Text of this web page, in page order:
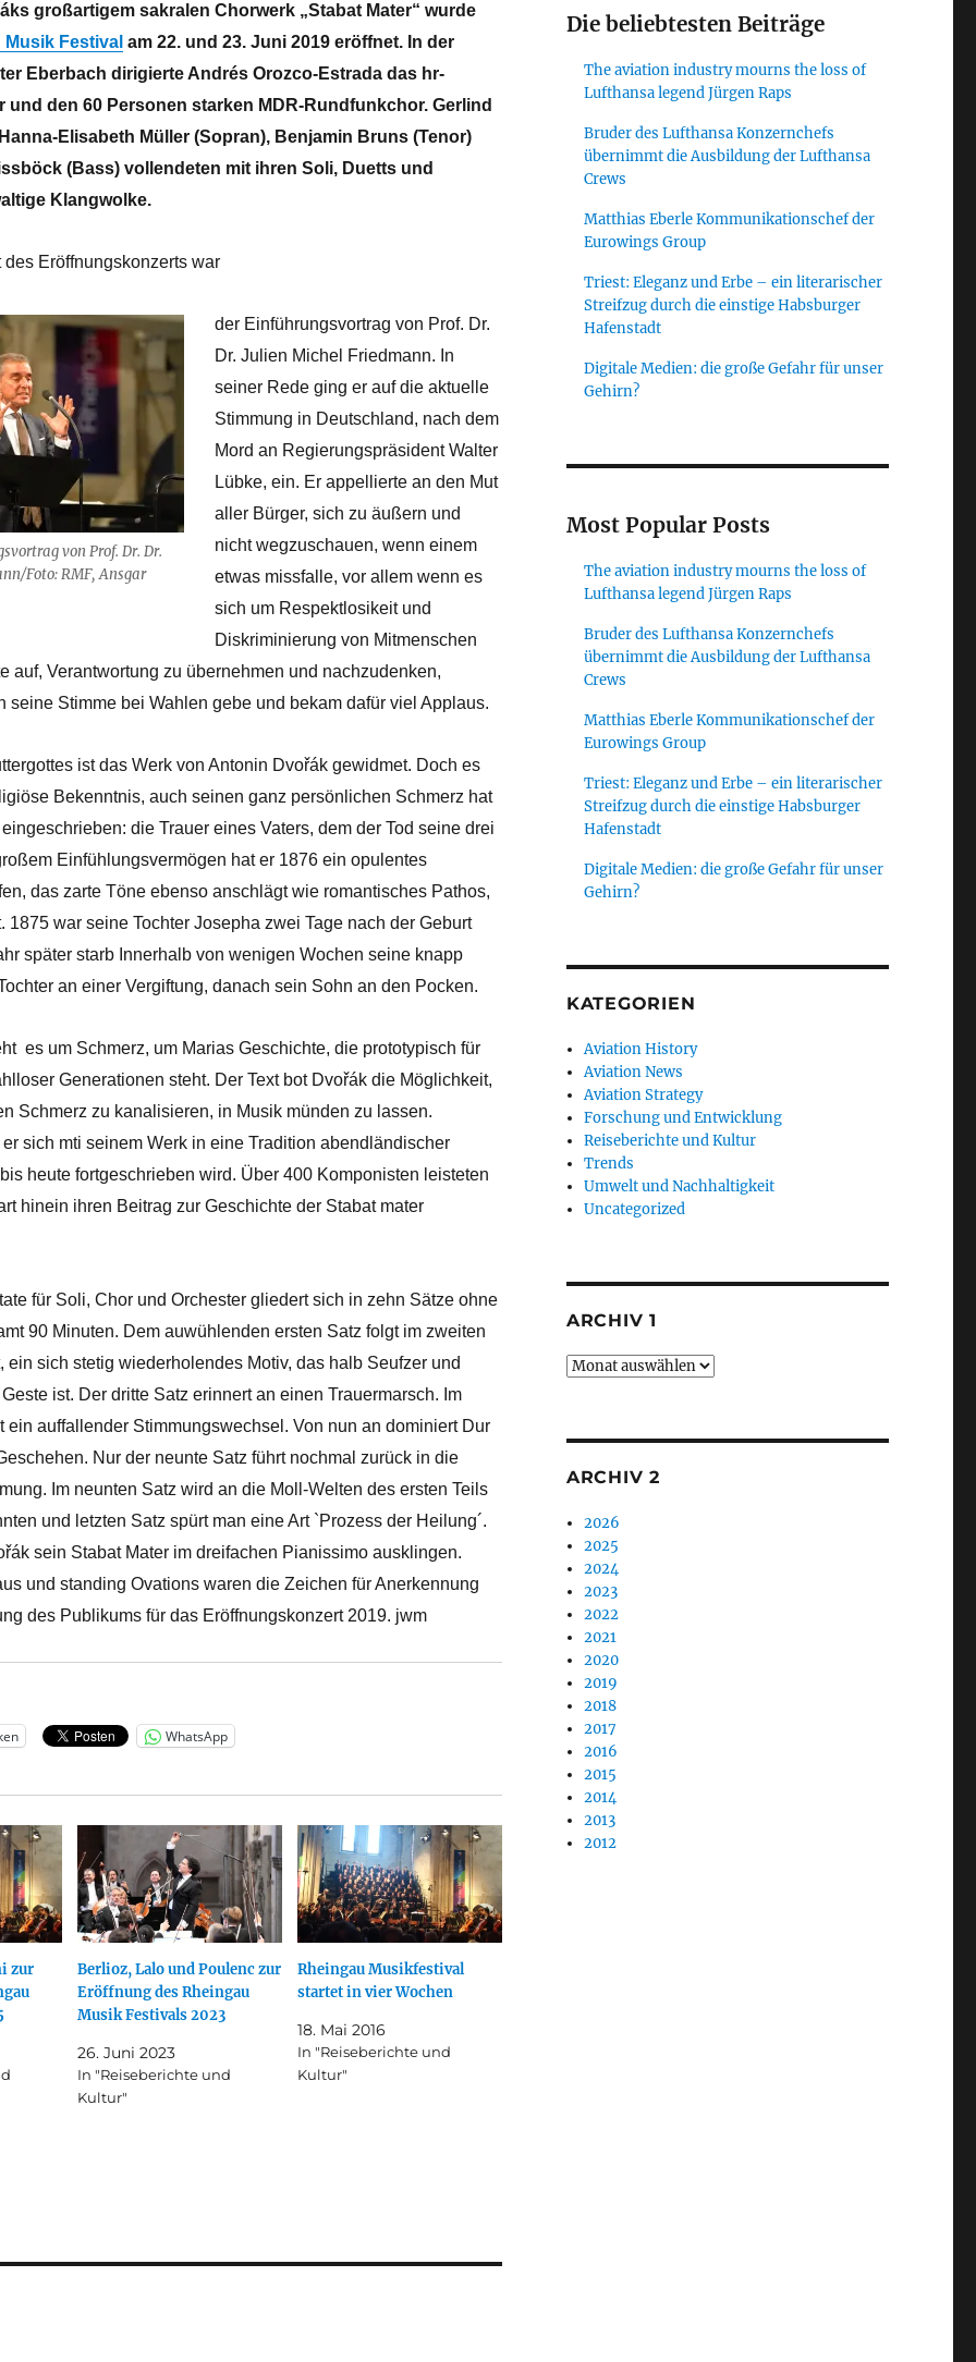
großartigem sakralen Chorwerk „Stabat Mater“ wurde
Musik Festival am 22. und 23. Juni 2019 eröffnet. In der
Eberbach dirigierte Andrés Orozco-Estrada das hr-
und den 60 Personen starken MDR-Rundfunkchor. Gerlind
Elisabeth Müller (Sopran), Benjamin Bruns (Tenor)
(Bass) vollendeten mit ihren Soli, Duetts und
Klangwolke.
Eröffnungskonzerts war
von Prof. Dr. Dr.
Foto: RMF, Ansgar
der Einführungsvortrag von Prof. Dr.
Dr. Julien Michel Friedmann. In
seiner Rede ging er auf die aktuelle
Stimmung in Deutschland, nach dem
Mord an Regierungspräsident Walter
Lübke, ein. Er appellierte an den Mut
aller Bürger, sich zu äußern und
nicht wegzuschauen, wenn einem
etwas missfalle, vor allem wenn es
sich um Respektlosikeit und
Diskriminierung von Mitmenschen
auf, Verantwortung zu übernehmen und nachzudenken,
seine Stimme bei Wahlen gebe und bekam dafür viel Applaus.
ist das Werk von Antonin Dvořák gewidmet. Doch es
Bekenntnis, auch seinen ganz persönlichen Schmerz hat
die Trauer eines Vaters, dem der Tod seine drei
Einfühlungsvermögen hat er 1876 ein opulentes
das zarte Töne ebenso anschlägt wie romantisches Pathos,
1875 war seine Tochter Josepha zwei Tage nach der Geburt
später starb Innerhalb von wenigen Wochen seine knapp
an einer Vergiftung, danach sein Sohn an den Pocken.
es um Schmerz, um Marias Geschichte, die prototypisch für
Generationen steht. Der Text bot Dvořák die Möglichkeit,
Schmerz zu kanalisieren, in Musik münden zu lassen.
sich mti seinem Werk in eine Tradition abendländischer
heute fortgeschrieben wird. Über 400 Komponisten leisteten
hinein ihren Beitrag zur Geschichte der Stabat mater
für Soli, Chor und Orchester gliedert sich in zehn Sätze ohne
90 Minuten. Dem auwühlenden ersten Satz folgt im zweiten
ein sich stetig wiederholendes Motiv, das halb Seufzer und
ist. Der dritte Satz erinnert an einen Trauermarsch. Im
ein auffallender Stimmungswechsel. Von nun an dominiert Dur
Nur der neunte Satz führt nochmal zurück in die
Im neunten Satz wird an die Moll-Welten des ersten Teils
und letzten Satz spürt man eine Art `Prozess der Heilung´.
sein Stabat Mater im dreifachen Pianissimo ausklingen.
und standing Ovations waren die Zeichen für Anerkennung
des Publikums für das Eröffnungskonzert 2019. jwm
WhatsApp
zur
Berlioz, Lalo und Poulenc zur
Eröffnung des Rheingau
Musik Festivals 2023
26. Juni 2023
In "Reiseberichte und
Kultur"
Rheingau Musikfestival
startet in vier Wochen
18. Mai 2016
In "Reiseberichte und
Kultur"
Die beliebtesten Beiträge
The aviation industry mourns the loss of
Lufthansa legend Jürgen Raps
Bruder des Lufthansa Konzernchefs
übernimmt die Ausbildung der Lufthansa
Crews
Matthias Eberle Kommunikationschef der
Eurowings Group
Triest: Eleganz und Erbe – ein literarischer
Streifzug durch die einstige Habsburger
Hafenstadt
Digitale Medien: die große Gefahr für unser
Gehirn?
Most Popular Posts
The aviation industry mourns the loss of
Lufthansa legend Jürgen Raps
Bruder des Lufthansa Konzernchefs
übernimmt die Ausbildung der Lufthansa
Crews
Matthias Eberle Kommunikationschef der
Eurowings Group
Triest: Eleganz und Erbe – ein literarischer
Streifzug durch die einstige Habsburger
Hafenstadt
Digitale Medien: die große Gefahr für unser
Gehirn?
KATEGORIEN
Aviation History
Aviation News
Aviation Strategy
Forschung und Entwicklung
Reiseberichte und Kultur
Trends
Umwelt und Nachhaltigkeit
Uncategorized
ARCHIV 1
Archiv
ARCHIV 2
2026
2025
2024
2023
2022
2021
2020
2019
2018
2017
2016
2015
2014
2013
2012